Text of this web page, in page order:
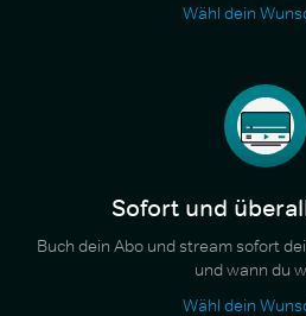
Wähl dein
Sofort und
Buch dein Abo und stream sofort
und wann du
Wähl dein